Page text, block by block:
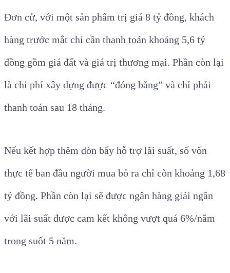
Đơn cử, với một sản phẩm trị giá 8 tỷ đồng, khách
hàng trước mắt chỉ cần thanh toán khoảng 5,6 tỷ
đồng gồm giá đất và giá trị thương mại. Phần còn lại
là chi phí xây dựng được “đóng băng” và chỉ phải
thanh toán sau 18 tháng.
Nếu kết hợp thêm đòn bẩy hỗ trợ lãi suất, số vốn
thực tế ban đầu người mua bỏ ra chỉ còn khoảng 1,68
tỷ đồng. Phần còn lại sẽ được ngân hàng giải ngân
với lãi suất được cam kết không vượt quá 6%/năm
trong suốt 5 năm.